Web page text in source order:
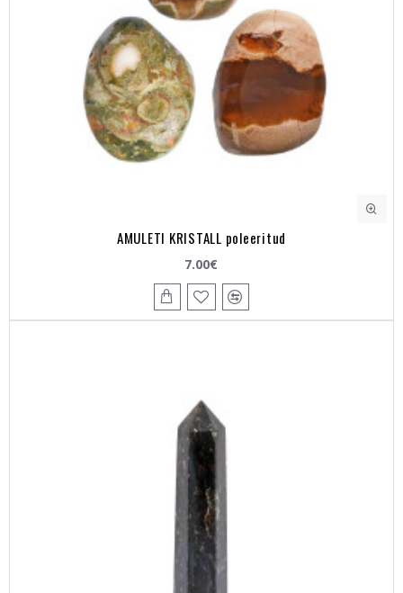
AMULETI KRISTALL poleeritud
7.00€